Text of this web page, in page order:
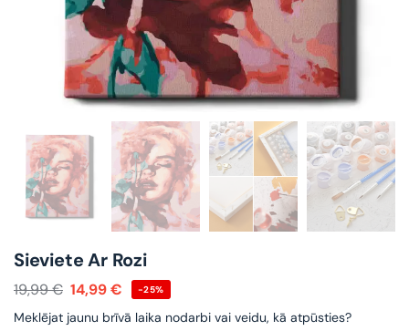
Sieviete Ar Rozi
19,99€ 14,99€ -25%
Meklējat jaunu brīvā laika nodarbi vai veidu, kā atpūsties?